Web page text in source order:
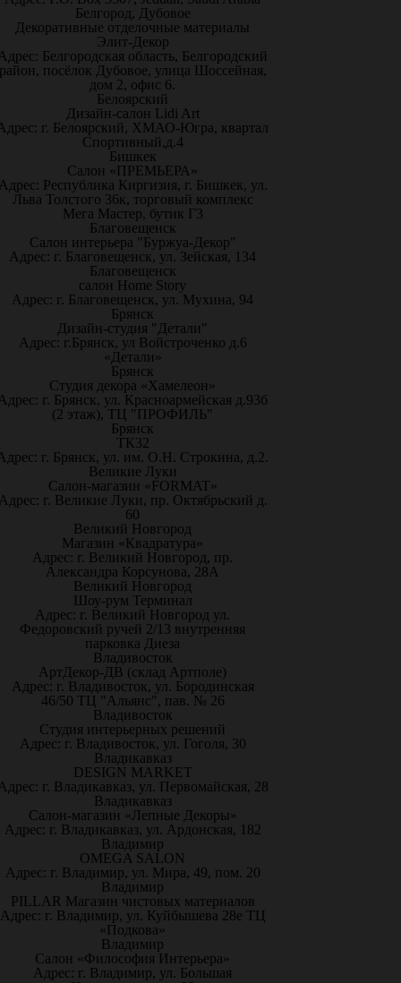
Белгород, Дубовое
Декоративные отделочные материалы
Элит-Декор
Белгородская область, Белгородский
посёлок Дубовое, улица Шоссейная,
дом 2, офис 6.
Белоярский
Дизайн-салон Lidi Art
г. Белоярский, ХМАО-Югра, квартал
Спортивный,д.4
Бишкек
Салон «ПРЕМЬЕРА»
Республика Киргизия, г. Бишкек, ул.
Льва Толстого 36к, торговый комплекс
Мега Мастер, бутик Г3
Благовещенск
Салон интерьера "Буржуа-Декор"
Адрес: г. Благовещенск, ул. Зейская, 134
Благовещенск
салон Home Story
Адрес: г. Благовещенск, ул. Мухина, 94
Брянск
Дизайн-студия "Детали"
Адрес: г.Брянск, ул Войстроченко д.6
«Детали»
Брянск
Студия декора «Хамелеон»
г. Брянск, ул. Красноармейская д.93б
(2 этаж), ТЦ "ПРОФИЛЬ"
Брянск
ТК32
г. Брянск, ул. им. О.Н. Строкина, д.2.
Великие Луки
Салон-магазин «FORMAT»
г. Великие Луки, пр. Октябрьский д.
60
Великий Новгород
Магазин «Квадратура»
Адрес: г. Великий Новгород, пр.
Александра Корсунова, 28А
Великий Новгород
Шоу-рум Терминал
Адрес: г. Великий Новгород ул.
Федоровский ручей 2/13 внутренняя
парковка Диеза
Владивосток
АртДекор-ДВ (склад Артполе)
Адрес: г. Владивосток, ул. Бородинская
46/50 ТЦ "Альянс", пав. № 26
Владивосток
Студия интерьерных решений
Адрес: г. Владивосток, ул. Гоголя, 30
Владикавказ
DESIGN MARKET
г. Владикавказ, ул. Первомайская, 28
Владикавказ
Салон-магазин «Лепные Декоры»
Адрес: г. Владикавказ, ул. Ардонская, 182
Владимир
OMEGA SALON
Адрес: г. Владимир, ул. Мира, 49, пом. 20
Владимир
PILLAR Магазин чистовых материалов
Адрес: г. Владимир, ул. Куйбышева 28е ТЦ
«Подкова»
Владимир
Салон «Философия Интерьера»
Адрес: г. Владимир, ул. Большая